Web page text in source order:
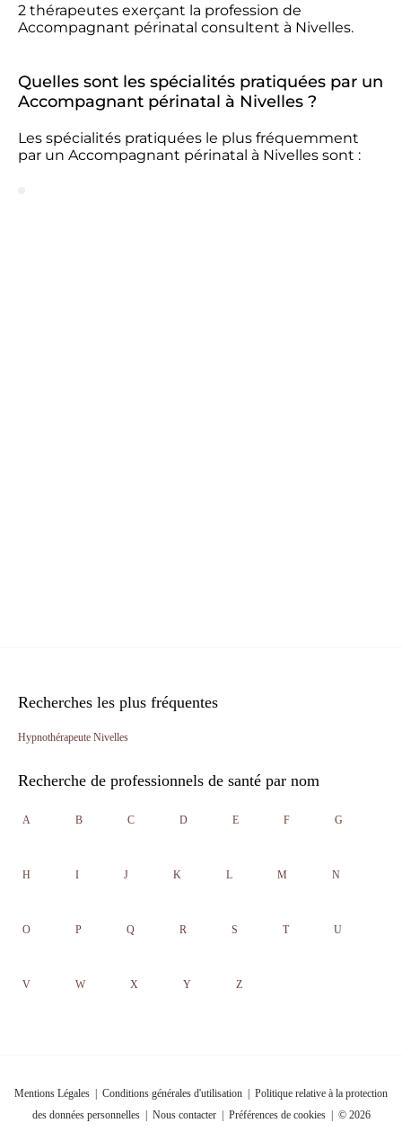
2 thérapeutes exerçant la profession de
Accompagnant périnatal consultent à Nivelles.
Quelles sont les spécialités pratiquées par un
Accompagnant périnatal à Nivelles ?
Les spécialités pratiquées le plus fréquemment
par un Accompagnant périnatal à Nivelles sont :
Recherches les plus fréquentes
Hypnothérapeute Nivelles
Recherche de professionnels de santé par nom
A B C D E F G
H I J K L M N
O P Q R S T U
V W X Y Z
Mentions Légales Conditions générales d'utilisation
Politique relative à la protection
des données personnelles| Nous contacter| Préférences de cookies| © 2026